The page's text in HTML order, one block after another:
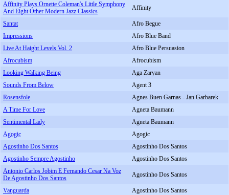
Affinity Plays Ornette Coleman's Little Symphony
And Eight Other Modern Jazz Classics
Affinity
Santat
Afro Begue
Impressions
Afro Blue Band
Live At Haight Levels Vol. 2
Afro Blue Persuasion
Afrocubism
Afrocubism
Looking Walking Being
Aga Zaryan
Sounds From Below
Agent 3
Rosensfole
Agnes Buen Garnas - Jan Garbarek
A Time For Love
Agneta Baumann
Sentimental Lady
Agneta Baumann
Agogic
Agogic
Agostinho Dos Santos
Agostinho Dos Santos
Agostinho Sempre Agostinho
Agostinho Dos Santos
Antonio Carlos Jobim E Fernando Cesar Na Voz
De Agostinho Dos Santos
Agostinho Dos Santos
Vanguarda
Agostinho Dos Santos